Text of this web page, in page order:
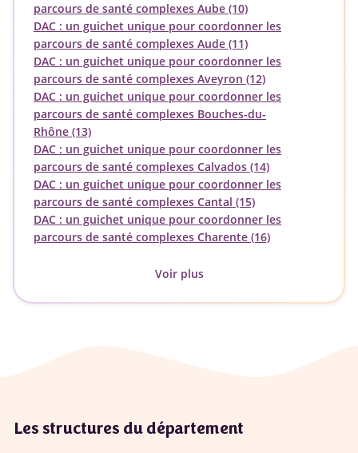
parcours de santé complexes Aube (10)
DAC : un guichet unique pour coordonner les
parcours de santé complexes Aude (11)
DAC : un guichet unique pour coordonner les
parcours de santé complexes Aveyron (12)
DAC : un guichet unique pour coordonner les
parcours de santé complexes Bouches-du-
Rhône (13)
DAC : un guichet unique pour coordonner les
parcours de santé complexes Calvados (14)
DAC : un guichet unique pour coordonner les
parcours de santé complexes Cantal (15)
DAC : un guichet unique pour coordonner les
parcours de santé complexes Charente (16)
Voir plus
Les structures du département